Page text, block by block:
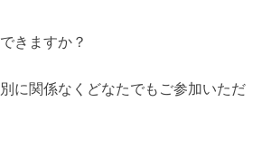
きますか？
に関係なくどなたでもご参加いただ